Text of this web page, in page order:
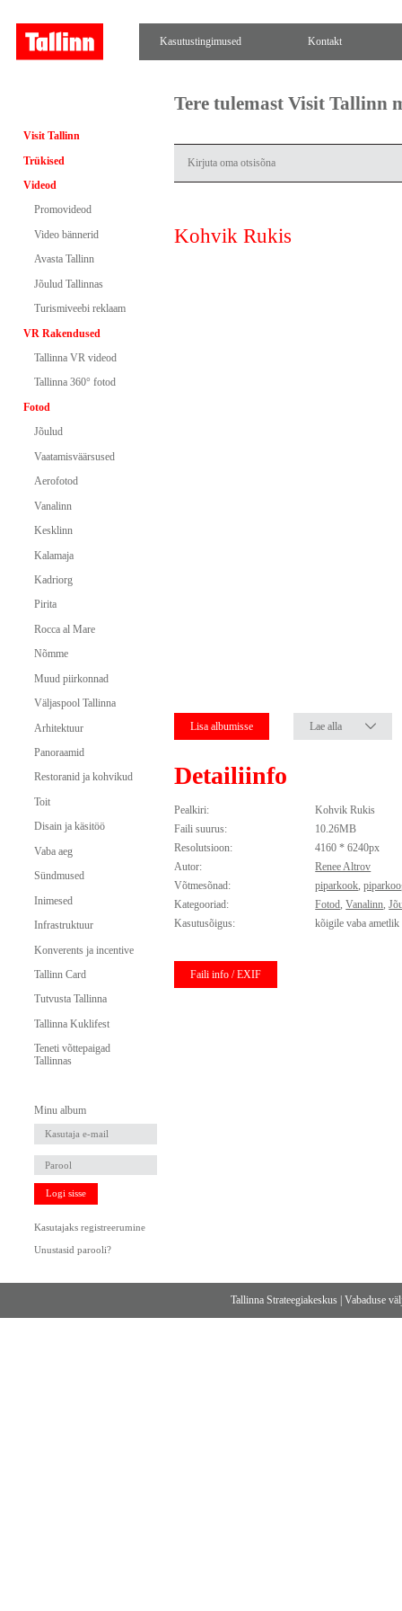
Kasutustingimused Kontakt
Visit Tallinn
Trükised
Videod
Promovideod
Video bännerid
Avasta Tallinn
Jõulud Tallinnas
Turismiveebi reklaam
VR Rakendused
Tallinna VR videod
Tallinna 360° fotod
Fotod
Jõulud
Vaatamisväärsused
Aerofotod
Vanalinn
Kesklinn
Kalamaja
Kadriorg
Pirita
Rocca al Mare
Nõmme
Muud piirkonnad
Väljaspool Tallinna
Arhitektuur
Panoraamid
Restoranid ja kohvikud
Toit
Disain ja käsitöö
Vaba aeg
Sündmused
Inimesed
Infrastruktuur
Konverents ja incentive
Tallinn Card
Tutvusta Tallinna
Tallinna Kuklifest
Teneti võttepaigad
Tallinnas
Minu album
Logi sisse
Kasutajaks registreerumine
Unustasid parooli?
Tere tulemast Visit Tallinn
Kohvik Rukis
Lisa albumisse Lae alla
Detailiinfo
Pealkiri:
Kohvik Rukis
Faili suurus:
10.26MB
Resolutsioon:
4160 * 6240px
Autor:
Renee Altrov
Võtmesõnad:
piparkook,
Kategooriad:
Fotod,Vanalinn,
Kasutusõigus:
kõigile vaba
Faili info / EXIF
Tallinna Strateegiakeskus |Vabaduse